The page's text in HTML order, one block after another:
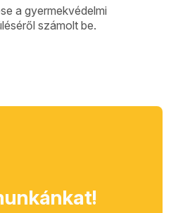
a gyermekvédelmi
számolt be.